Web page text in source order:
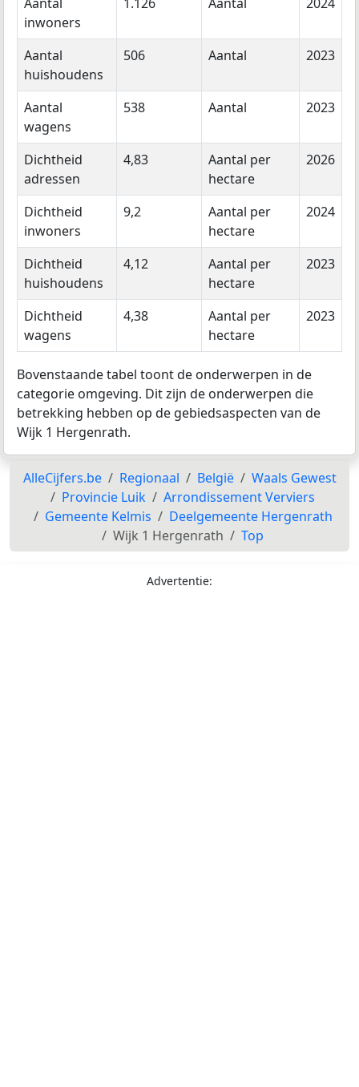
Aantal
inwoners
1.126 Aantal 2024
Aantal
huishoudens
506 Aantal 2023
Aantal
wagens
538 Aantal 2023
Dichtheid
adressen
4,83
Aantal per
hectare
2026
Dichtheid
inwoners
9,2
Aantal per
hectare
2024
Dichtheid
huishoudens
4,12
Aantal per
hectare
2023
Dichtheid
wagens
4,38
Aantal per
hectare
2023
Bovenstaande tabel toont de onderwerpen in de
categorie omgeving. Dit zijn de onderwerpen die
betrekking hebben op de gebiedsaspecten van de
Wijk 1 Hergenrath.
AlleCijfers.be Regionaal België
Waals Gewest
Provincie Luik
Arrondissement Verviers
Gemeente Kelmis
Deelgemeente Hergenrath
Wijk 1 Hergenrath
Top
Advertentie: